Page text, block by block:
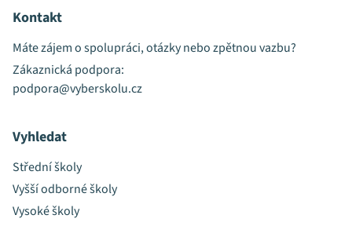
Kontakt
Máte zájem o spolupráci, otázky nebo zpětnou vazbu?
Zákaznická podpora:
podpora@vyberskolu.cz
Vyhledat
Střední školy
Vyšší odborné školy
Vysoké školy